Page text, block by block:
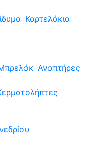
Καρτελάκια
Αναπτήρες